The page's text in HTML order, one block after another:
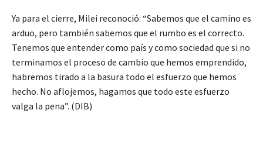
Ya para el cierre, Milei reconoció: “Sabemos que el camino es
arduo, pero también sabemos que el rumbo es el correcto.
Tenemos que entender como país y como sociedad que si no
terminamos el proceso de cambio que hemos emprendido,
habremos tirado a la basura todo el esfuerzo que hemos
hecho. No aflojemos, hagamos que todo este esfuerzo
valga la pena”. (DIB)